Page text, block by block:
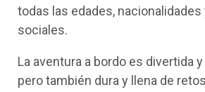
todas las edades,
sociales.
La aventura a bordo es divertida
pero también dura y llena de